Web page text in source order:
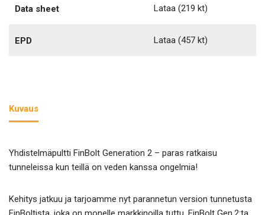
Data sheet Lataa (219 kt)
EPD Lataa (457 kt)
Kuvaus
Yhdistelmäpultti FinBolt Generation 2 – paras ratkaisu
tunneleissa kun teillä on veden kanssa ongelmia!
Kehitys jatkuu ja tarjoamme nyt parannetun version tunnetusta